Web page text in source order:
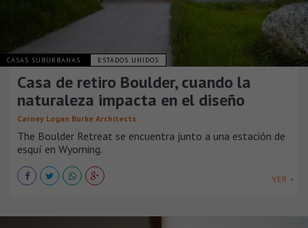
CASAS SUBURBANAS ESTADOS UNIDOS
Casa de retiro Boulder, cuando la
naturaleza impacta en el diseño
Carney Logan Burke Architects
The Boulder Retreat se encuentra junto a una estación de
esquí en Wyoming.
VER +